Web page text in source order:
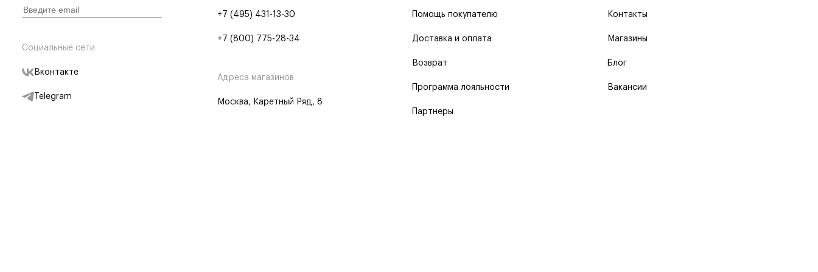
Социальные сети
Вконтакте
Telegram
+7 (495) 431-13-30
+7 (800) 775-28-34
Адреса магазинов
Москва, Каретный Ряд, 8
Помощь покупателю
Доставка и оплата
Возврат
Программа лояльности
Партнеры
Контакты
Магазины
Блог
Вакансии